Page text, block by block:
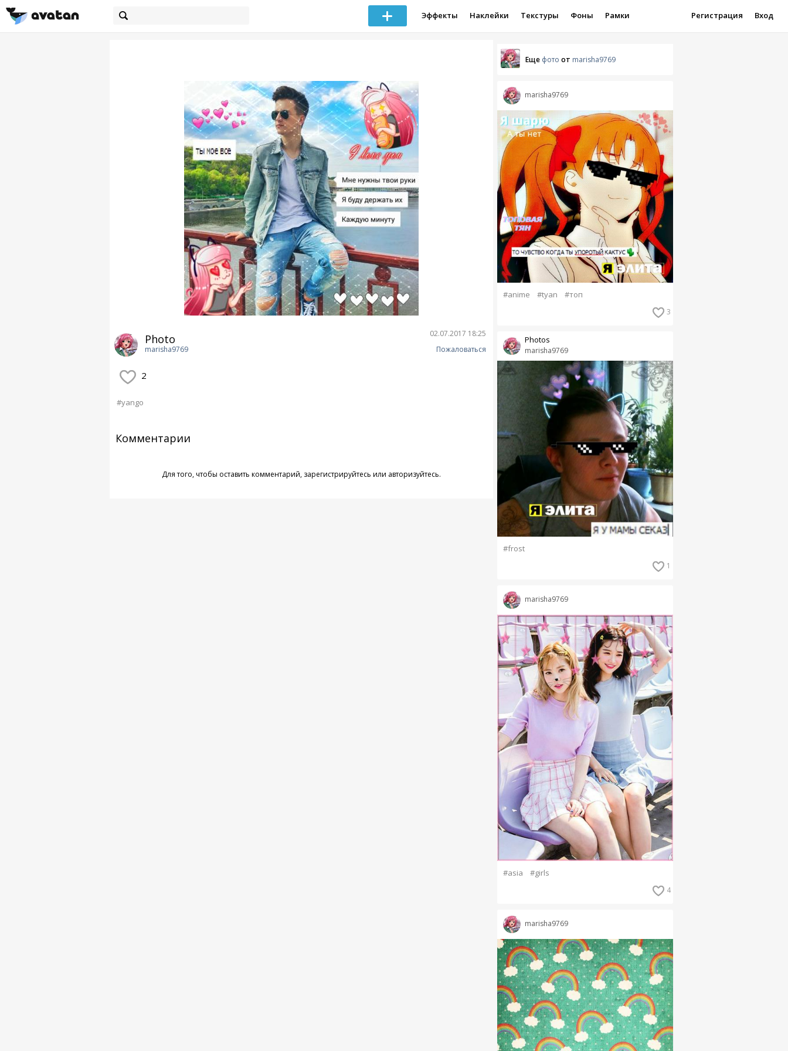
Эффекты Наклейки Текстуры Фоны Рамки Регистрация Вход
Photo
marisha9769
02.07.2017 18:25
Пожаловаться
2
#yango
Комментарии
Для того, чтобы оставить комментарий, зарегистрируйтесь или авторизуйтесь.
Еще фото от marisha9769
marisha9769
#anime #tyan #топ
3
marisha9769
Photos
#frost
1
marisha9769
#asia #girls
4
marisha9769